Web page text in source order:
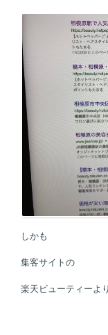
しかも
集客サイトの
楽天ビューティーよ